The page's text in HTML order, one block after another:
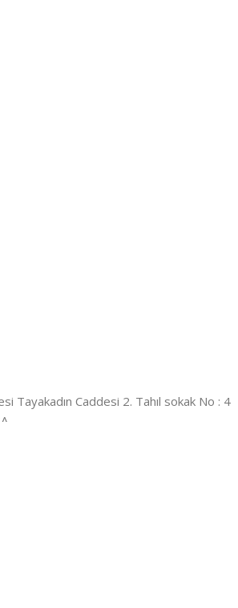
Tayakadın Caddesi 2. Tahıl sokak No : 4